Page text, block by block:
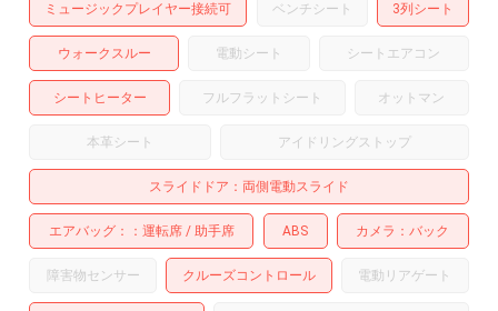
ミュージックプレイヤー接続可 ベンチシート 3列シート
ウォークスルー 電動シート シートエアコン
シートヒーター フルフラットシート オットマン
本革シート アイドリングストップ
スライドドア 両側電動スライド
エアバッグ： 運転席 助手席 ABS カメラ バック
障害物センサー クルーズコントロール 電動リアゲート